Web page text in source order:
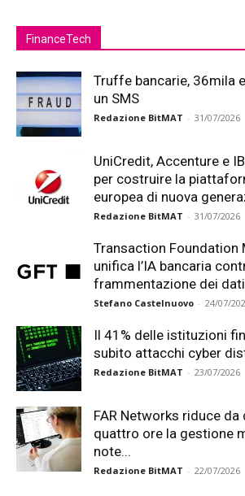
FinanceTech
Truffe bancarie, 36mila
un SMS
Redazione BitMAT - 31/07/2026
UniCredit, Accenture e
per costruire la
europea di nuova
Redazione BitMAT - 31/07/2026
Transaction Foundation
unifica l’IA bancaria
frammentazione dei dati
Stefano Castelnuovo - 24/07/
Il 41% delle istituzioni
subito attacchi cyber
Redazione BitMAT - 23/07/2026
FAR Networks riduce da
quattro ore la gestione
note...
Redazione BitMAT - 22/07/2026